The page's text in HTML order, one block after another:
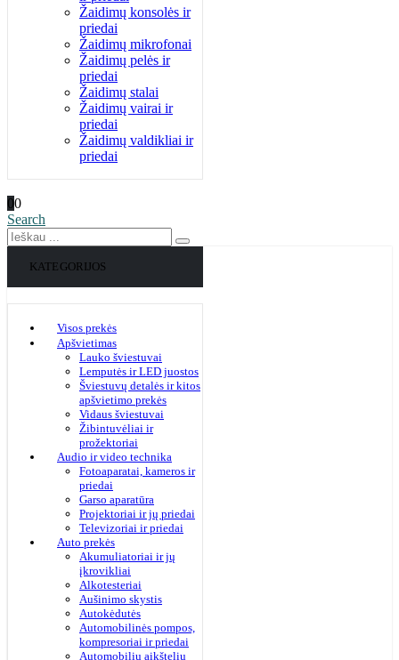
Žaidimų konsolės ir
priedai
Žaidimų mikrofonai
Žaidimų pelės ir
priedai
Žaidimų stalai
Žaidimų vairai ir
priedai
Žaidimų valdikliai ir
priedai
00
Search
KATEGORIJOS
Visos prekės
Apšvietimas
Lauko šviestuvai
Lemputės ir LED juostos
Šviestuvų detalės ir kitos
apšvietimo prekės
Vidaus šviestuvai
Žibintuvėliai ir
prožektoriai
Audio ir video technika
Fotoaparatai, kameros ir
priedai
Garso aparatūra
Projektoriai ir jų priedai
Televizoriai ir priedai
Auto prekės
Akumuliatoriai ir jų
įkrovikliai
Alkotesteriai
Aušinimo skystis
Autokėdutės
Automobilinės pompos,
kompresoriai ir priedai
Automobilių aikštelių